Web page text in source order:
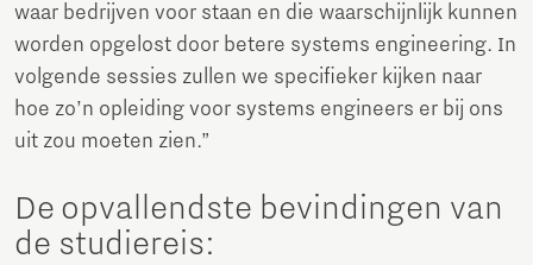
waar bedrijven voor staan en die waarschijnlijk kunnen
worden opgelost door betere systems engineering. In
volgende sessies zullen we specifieker kijken naar
hoe zo’n opleiding voor systems engineers er bij ons
uit zou moeten zien.”
De opvallendste bevindingen van
de studiereis: